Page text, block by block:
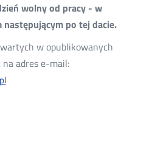
wolny od pracy - w
po tej dacie.
w opublikowanych
na adres e-mail: